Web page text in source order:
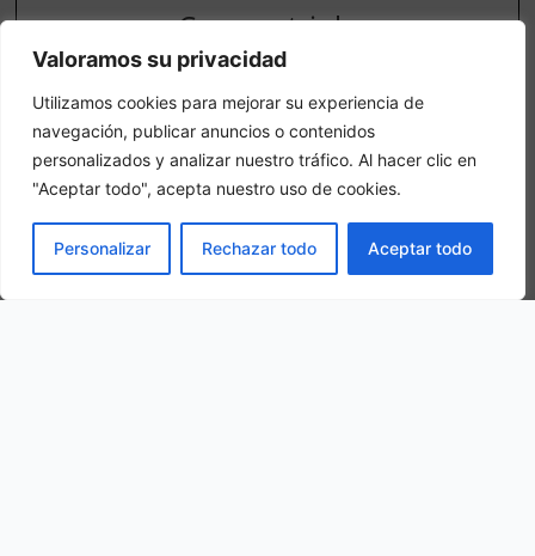
Valoramos su privacidad
Utilizamos cookies para mejorar su experiencia de
navegación, publicar anuncios o contenidos
personalizados y analizar nuestro tráfico. Al hacer clic en
"Aceptar todo", acepta nuestro uso de cookies.
Personalizar Rechazar todo Aceptar todo
Camera tripla
In una camera tripla, 3 adulti alloggiano nella stessa stanza
La nostra ubicazione
PRENOTA